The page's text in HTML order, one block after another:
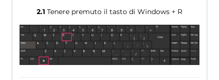
2.1Tenere premuto il tasto di Windows + R